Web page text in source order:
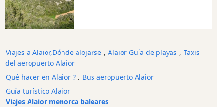
Traslados
Transporte
bicicletas
de
Standup
Paddle
Viajes a Alaior,Dónde alojarse , Alaior Guía de playas , Taxis
del aeropuerto Alaior
Qué hacer en Alaior ? , Bus aeropuerto Alaior
Guía turístico Alaior
Viajes Alaior menorca baleares